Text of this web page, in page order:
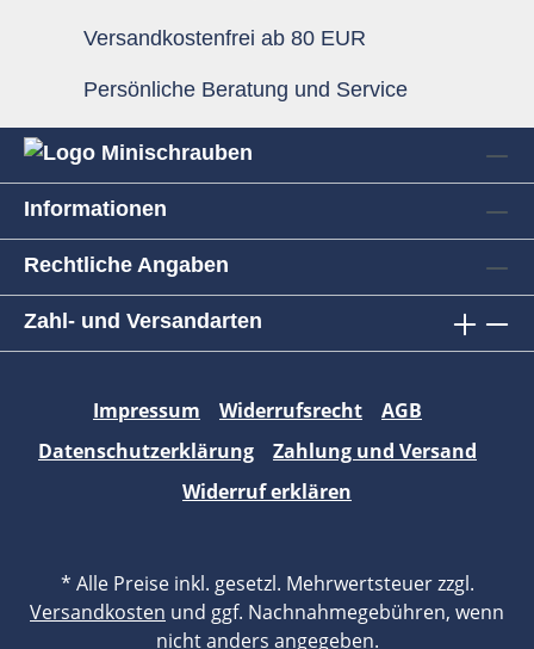
Versandkostenfrei ab 80 EUR
Persönliche Beratung und Service
Informationen
Rechtliche Angaben
Zahl- und Versandarten
Impressum Widerrufsrecht
AGB
Datenschutzerklärung
Zahlung und Versand
Widerruf erklären
* Alle Preise inkl. gesetzl. Mehrwertsteuer zzgl.
Versandkosten und ggf. Nachnahmegebühren, wenn
nicht anders angegeben.